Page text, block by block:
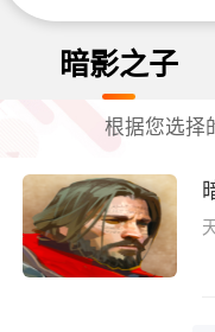
暗影之子
根据您选择